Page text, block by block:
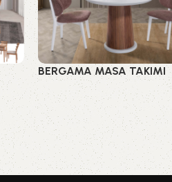
BERGAMA MASA TAKIMI
Mutfak Masaları